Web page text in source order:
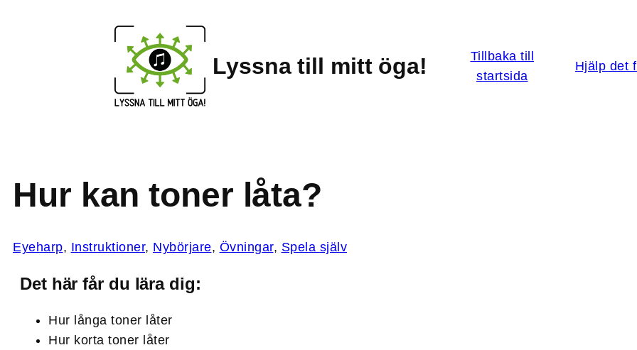
Lyssna till mitt öga!
Tillbaka till
startsida
Hjälp det
Hur kan toner låta?
Eyeharp, Instruktioner, Nybörjare, Övningar, Spela själv
Det här får du lära dig:
Hur långa toner låter
Hur korta toner låter